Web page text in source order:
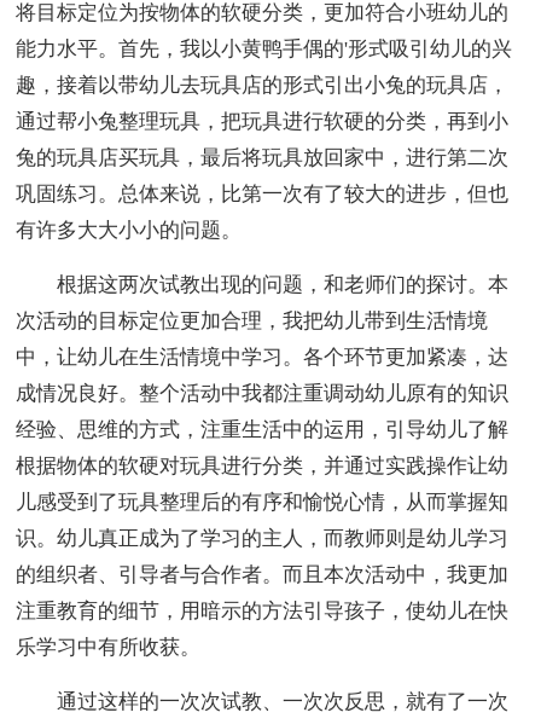
将目标定位为按物体的软硬分类，更加符合小班幼儿的
能力水平。首先，我以小黄鸭手偶的'形式吸引幼儿的兴
趣，接着以带幼儿去玩具店的形式引出小兔的玩具店，
通过帮小兔整理玩具，把玩具进行软硬的分类，再到小
兔的玩具店买玩具，最后将玩具放回家中，进行第二次
巩固练习。总体来说，比第一次有了较大的进步，但也
有许多大大小小的问题。
根据这两次试教出现的问题，和老师们的探讨。本
次活动的目标定位更加合理，我把幼儿带到生活情境
中，让幼儿在生活情境中学习。各个环节更加紧凑，达
成情况良好。整个活动中我都注重调动幼儿原有的知识
经验、思维的方式，注重生活中的运用，引导幼儿了解
根据物体的软硬对玩具进行分类，并通过实践操作让幼
儿感受到了玩具整理后的有序和愉悦心情，从而掌握知
识。幼儿真正成为了学习的主人，而教师则是幼儿学习
的组织者、引导者与合作者。而且本次活动中，我更加
注重教育的细节，用暗示的方法引导孩子，使幼儿在快
乐学习中有所收获。
通过这样的一次次试教、一次次反思，就有了一次